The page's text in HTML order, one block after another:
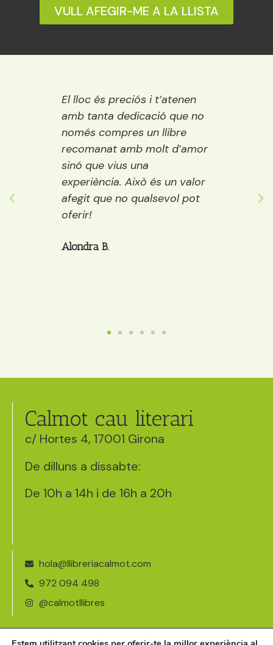
VULL AFEGIR-ME A LA LLISTA
El lloc és preciós i t’atenen
amb tanta dedicació que no
només compres un llibre
recomanat amb molt d’amor
sinó que vius una
experiència. Això és un valor
afegit que no qualsevol pot
oferir!
Alondra B.
Calmot cau literari
c/ Hortes 4, 17001 Girona
De dilluns a dissabte:
De 10h a 14h i de 16h a 20h
hola@llibreriacalmot.com
972 094 498
@calmotllibres
Avís legal